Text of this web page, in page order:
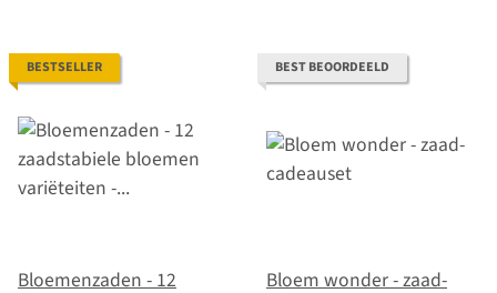
BESTSELLER
Bloemenzaden - 12
BEST BEOORDEELD
Bloem wonder - zaad-